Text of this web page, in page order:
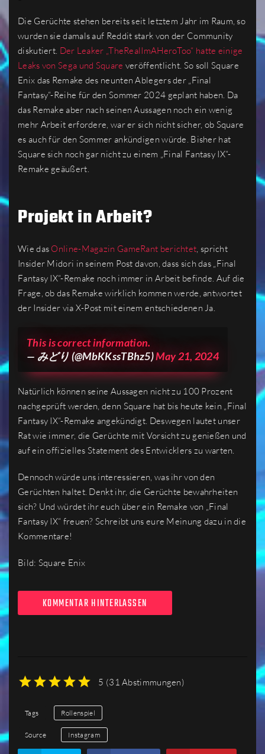
Die Gerüchte stehen bereits seit letztem Jahr im Raum, so
wurden sie damals auf Reddit stark von der Community
diskutiert. Der Leaker „TheRealImAHeroToo“ hatte einige
Leaks von Sega und Square veröffentlicht. So soll Square
Enix das Remake des neunten Ablegers der „Final
Fantasy“-Reihe für den Sommer 2024 geplant haben. Da
das Remake aber nach seinen Aussagen noch ein wenig
mehr Arbeit erfordere, war er sich nicht sicher, ob Square
es auch für den Sommer ankündigen würde. Bisher hat
Square sich noch gar nicht zu einem „Final Fantasy IX“-
Remake geäußert.
Projekt in Arbeit?
Wie das Online-Magazin GameRant berichtet, spricht
Insider Midori in seinem Post davon, dass sich das „Final
Fantasy IX“-Remake noch immer in Arbeit befinde. Auf die
Frage, ob das Remake wirklich kommen werde, antwortet
der Insider via X-Post mit einem entschiedenen Ja.
This is correct information.
— みどり (@MbKKssTBhz5)May 21, 2024
Natürlich können seine Aussagen nicht zu 100 Prozent
nachgeprüft werden, denn Square hat bis heute kein „Final
Fantasy IX“-Remake angekündigt. Deswegen lautet unser
Rat wie immer, die Gerüchte mit Vorsicht zu genießen und
auf ein offizielles Statement des Entwicklers zu warten.
Dennoch würde uns interessieren, was ihr von den
Gerüchten haltet. Denkt ihr, die Gerüchte bewahrheiten
sich? Und würdet ihr euch über ein Remake von „Final
Fantasy IX“ freuen? Schreibt uns eure Meinung dazu in die
Kommentare!
Bild: Square Enix
KOMMENTAR HINTERLASSEN
5 (31 Abstimmungen)
Tags Rollenspiel
Source Instagram